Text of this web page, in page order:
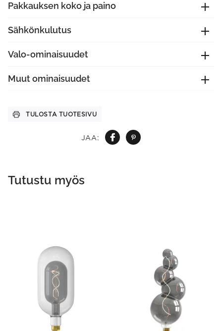
JAA:
Pakkauksen koko ja paino
Sähkönkulutus
Valo-ominaisuudet
Muut ominaisuudet
TULOSTA TUOTESIVU
Tutustu myös